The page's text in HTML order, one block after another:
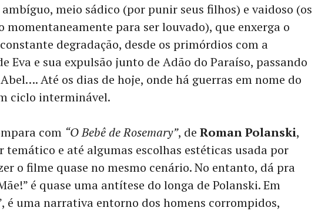
meio sádico (por punir seus filhos) e vaidoso (os
momentaneamente para ser louvado), que enxerga o
degradação, desde os primórdios com a
Eva e sua expulsão junto de Adão do Paraíso, passando
Até os dias de hoje, onde há guerras em nome do
ciclo interminável.
com “O Bebê de Rosemary”, de Roman Polanski,
temático e até algumas escolhas estéticas usada por
o filme quase no mesmo cenário. No entanto, dá pra
é quase uma antítese do longa de Polanski. Em
é uma narrativa entorno dos homens corrompidos,